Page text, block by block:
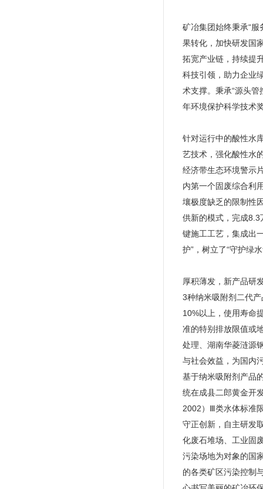
矿冶集团始终秉承“
果转化，加快研发国
拓宽产业链，持续提
科技引领，助力企业
术支撑。秉承“源头
年环境保护科学技术
针对运行中的酸性水
艺技术，强化酸性水
经济带生态环境警示
内第一个固废综合利
壤极度缺乏的限制性
供新的模式，完成
键施工工艺，集成出
护”，树立了“守护绿
厚积薄发，新产品研
3种纳米吸附剂二代
10%以上，使用寿命
准的特别排放限值或
处理、湖南华菱涟源
与社会效益，为国内
基于纳米吸附剂产品
统在成县二郎黄金开
2002）Ⅲ类水体标准
守正创新，自主研发
化废石堆场、工业固
污染场地为对象的国
的各类矿区污染控制